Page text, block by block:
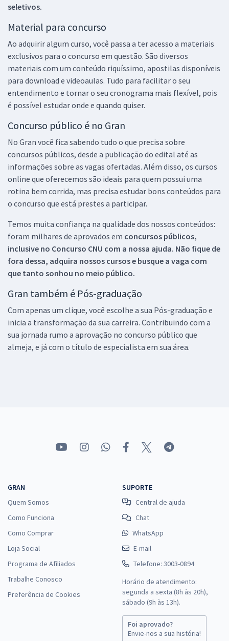
seletivos.
Material para concurso
Ao adquirir algum curso, você passa a ter acesso a materiais
exclusivos para o concurso em questão. São diversos
materiais com um conteúdo riquíssimo, apostilas disponíveis
para download e videoaulas. Tudo para facilitar o seu
entendimento e tornar o seu cronograma mais flexível, pois
é possível estudar onde e quando quiser.
Concurso público é no Gran
No Gran você fica sabendo tudo o que precisa sobre
concursos públicos, desde a publicação do edital até as
informações sobre as vagas ofertadas. Além disso, os cursos
online que oferecemos são ideais para quem possui uma
rotina bem corrida, mas precisa estudar bons conteúdos para
o concurso que está prestes a participar.
Temos muita confiança na qualidade dos nossos conteúdos:
foram milhares de aprovados em concursos públicos,
inclusive no Concurso CNU com a nossa ajuda. Não fique de
fora dessa, adquira nossos cursos e busque a vaga com
que tanto sonhou no meio público.
Gran também é Pós-graduação
Com apenas um clique, você escolhe a sua Pós-graduação e
inicia a transformação da sua carreira. Contribuindo com a
sua jornada rumo a aprovação no concurso público que
almeja, e já com o título de especialista em sua área.
GRAN
Quem Somos
Como Funciona
Como Comprar
Loja Social
Programa de Afiliados
Trabalhe Conosco
Preferência de Cookies
SUPORTE
Central de ajuda
Chat
WhatsApp
E-mail
Telefone: 3003-0894
Horário de atendimento:
segunda a sexta (8h às 20h),
sábado (9h às 13h).
Foi aprovado?
Envie-nos a sua história!